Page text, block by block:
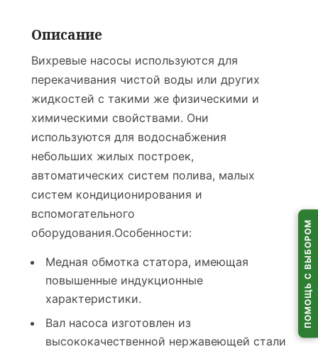
Ориентировочно: среда, 12 августа
Деревни и агрогородки
1–2 дня ? расчет...
Толькопн–пт· время доставки на усмотрение водителя
Ориентировочно: 12 или четверг, 13 августа
Пункты выдачи (ПВЗ)
1–2 дня
Самовывоз изпунктов выдачи по всей Беларуси
Описание
Вихревые насосы используются для
перекачивания чистой воды или других
жидкостей с такими же физическими и
химическими свойствами. Они
используются для водоснабжения
небольших жилых построек,
автоматических систем полива, малых
систем кондиционирования и
вспомогательного
оборудования.Особенности:
Медная обмотка статора, имеющая
повышенные индукционные
характеристики.
Вал насоса изготовлен из
высококачественной нержавеющей стали
ПОМОЩЬ С ВЫБОРОМ